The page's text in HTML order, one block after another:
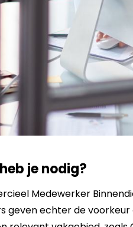
je nodig?
Medewerker
geven echter de